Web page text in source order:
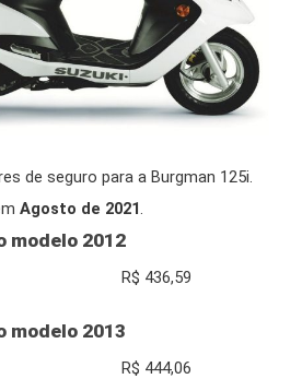
de seguro para a Burgman 125i.
Agosto de 2021.
modelo 2012
R$ 436,59
modelo 2013
R$ 444,06